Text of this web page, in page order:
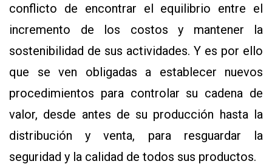
conflicto de encontrar el equilibrio entre el
incremento de los costos y mantener la
sostenibilidad de sus actividades. Y es por ello
que se ven obligadas a establecer nuevos
procedimientos para controlar su cadena de
valor, desde antes de su producción hasta la
distribución y venta, para resguardar la
seguridad y la calidad de todos sus productos.